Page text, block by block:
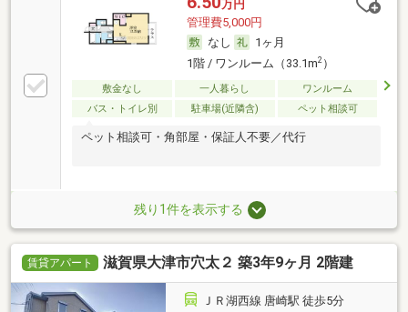
万円
管理費5,000円
なし
1ヶ月
1階 / ワンルーム（33.1m2）
敷金なし 一人暮らし
ワンルーム
バス・トイレ別
駐車場(近隣含) ペット相談可
ペット相談可・角部屋・保証人不要／代行
残り1件を表示する
賃貸アパート 滋賀県大津市穴太２ 築3年9ヶ月 2階建
ＪＲ湖西線 唐崎駅 徒歩5分